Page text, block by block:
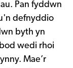
Pan fyddwn
defnyddio
byth yn
wedi rhoi
Mae’r